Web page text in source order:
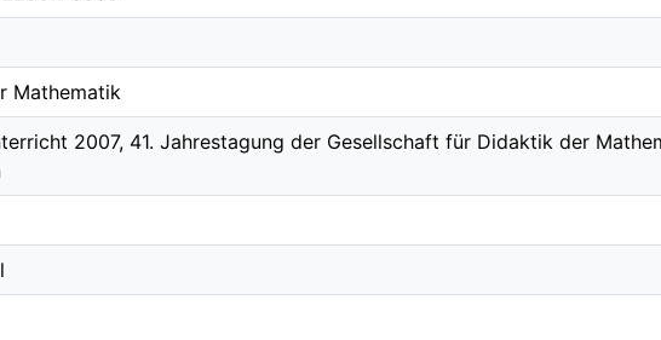
Mathematik
2007, 41. Jahrestagung der Gesellschaft für Didaktik der